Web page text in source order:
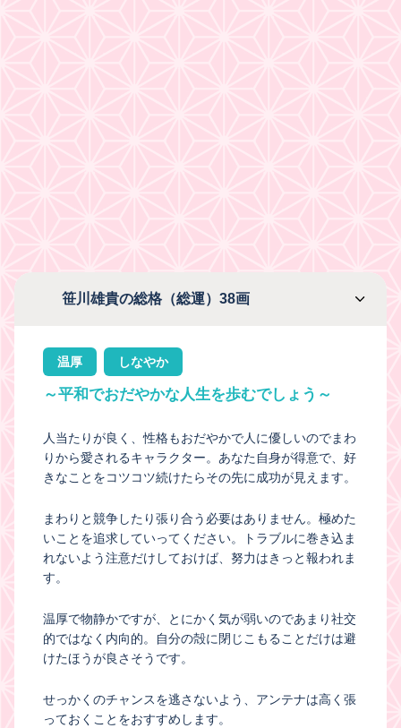
笹川雄貴の総格（総運）38画
温厚 しなやか
～平和でおだやかな人生を歩むでしょう～
人当たりが良く、性格もおだやかで人に優しいのでまわ
りから愛されるキャラクター。あなた自身が得意で、好
きなことをコツコツ続けたらその先に成功が見えます。
まわりと競争したり張り合う必要はありません。極めた
いことを追求していってください。トラブルに巻き込ま
れないよう注意だけしておけば、努力はきっと報われま
す。
温厚で物静かですが、とにかく気が弱いのであまり社交
的ではなく内向的。自分の殻に閉じこもることだけは避
けたほうが良さそうです。
せっかくのチャンスを逃さないよう、アンテナは高く張
っておくことをおすすめします。